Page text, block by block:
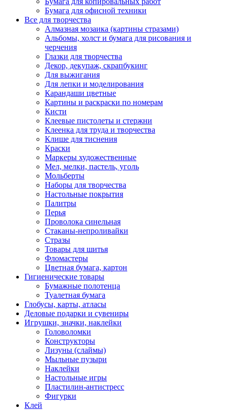
Бумага для офисной техники
Все для творчества
Алмазная мозаика (картины стразами)
Альбомы, холст и бумага для рисования и
черчения
Глазки для творчества
Декор, декупаж, скрапбукинг
Для выжигания
Для лепки и моделирования
Карандаши цветные
Картины и раскраски по номерам
Кисти
Клеевые пистолеты и стержни
Клеенка для труда и творчества
Клише для тиснения
Краски
Маркеры художественные
Мел, мелки, пастель, уголь
Мольберты
Наборы для творчества
Настольные покрытия
Палитры
Перья
Проволока синельная
Стаканы-непроливайки
Стразы
Товары для шитья
Фломастеры
Цветная бумага, картон
Гигиенические товары
Бумажные полотенца
Туалетная бумага
Глобусы, карты, атласы
Деловые подарки и сувениры
Игрушки, значки, наклейки
Головоломки
Конструкторы
Лизуны (слаймы)
Мыльные пузыри
Наклейки
Настольные игры
Пластилин-антистресс
Фигурки
Клей